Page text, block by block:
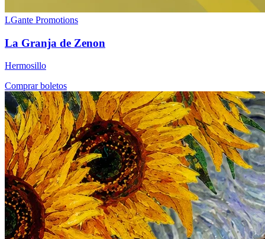
LGante Promotions
La Granja de Zenon
Hermosillo
Comprar boletos